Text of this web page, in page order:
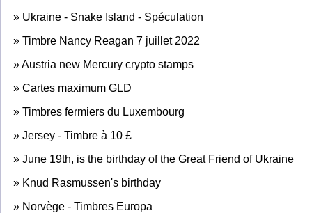
» Ukraine - Snake Island - Spéculation
» Timbre Nancy Reagan 7 juillet 2022
»Austria new Mercury crypto stamps
» Cartes maximum GLD
» Timbres fermiers du Luxembourg
» Jersey - Timbre à 10 £
» June 19th, is the birthday of the Great Friend of Ukraine
» Knud Rasmussen's birthday
» Norvège - Timbres Europa